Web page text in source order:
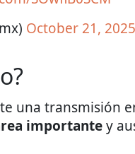
October 21, 2025
una transmisión
importantey